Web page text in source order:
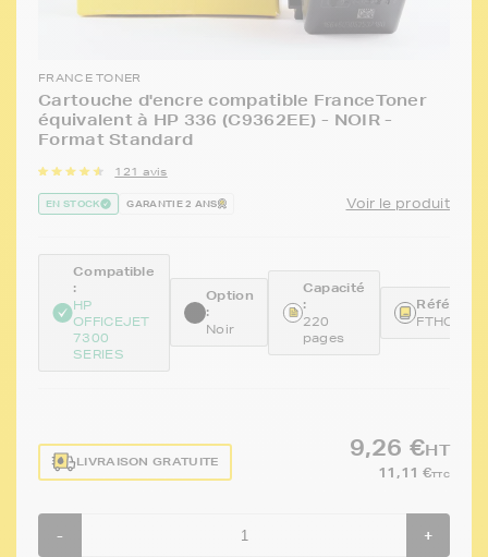
FRANCE TONER
Cartouche d'encre compatible FranceToner
équivalent à HP 336 (C9362EE) - NOIR -
Format Standard
121 avis
EN STOCK GARANTIE 2 ANS Voir le produit
Compatible
:
HP
OFFICEJET
7300
SERIES
Option
:
Noir
Capacité
:
220
pages
LIVRAISON GRATUITE
9,26 €HT
11,11 €TTC
- +